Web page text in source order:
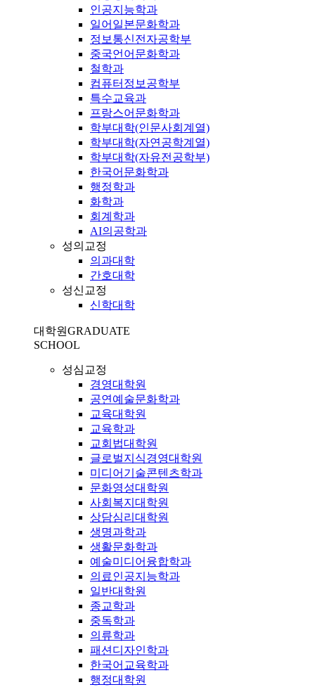
인공지능학과
일어일본문화학과
정보통신전자공학부
중국언어문화학과
철학과
컴퓨터정보공학부
특수교육과
프랑스어문화학과
학부대학(인문사회계열)
학부대학(자연공학계열)
학부대학(자유전공학부)
한국어문화학과
행정학과
화학과
회계학과
AI의공학과
성의교정
의과대학
간호대학
성신교정
신학대학
대학원GRADUATE
SCHOOL
성심교정
경영대학원
공연예술문화학과
교육대학원
교육학과
교회법대학원
글로벌지식경영대학원
미디어기술콘텐츠학과
문화영성대학원
사회복지대학원
상담심리대학원
생명과학과
생활문화학과
예술미디어융합학과
의료인공지능학과
일반대학원
종교학과
중독학과
의류학과
패션디자인학과
한국어교육학과
행정대학원